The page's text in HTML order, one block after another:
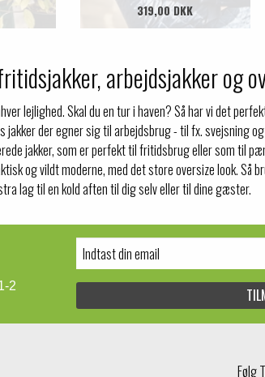
319,00 DKK
arbejdsjakker og
lejlighed. Skal du en tur i haven? Så har vi det
jakker der egner sig til arbejdsbrug - til fx. svejsning
jakker, som er perfekt til fritidsbrug eller som til
og vildt moderne, med det store oversize look. Så
lag til en kold aften til dig selv eller til dine gæster.
2
Følg